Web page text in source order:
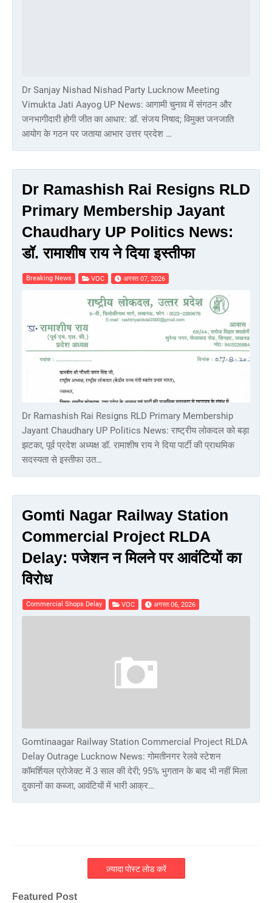
Dr Sanjay Nishad Nishad Party Lucknow Meeting
Vimukta Jati Aayog UP News: आगामी चुनाव में संगठन और
जनभागीदारी होगी जीत का आधार: डॉ. संजय निषाद; विमुक्त जनजाति
आयोग के गठन पर जताया आभार उत्तर प्रदेश …
Dr Ramashish Rai Resigns RLD
Primary Membership Jayant
Chaudhary UP Politics News:
डॉ. रामाशीष राय ने दिया इस्तीफा
Breaking News VOC अगस्त 07, 2026
Dr Ramashish Rai Resigns RLD Primary Membership
Jayant Chaudhary UP Politics News: राष्ट्रीय लोकदल को बड़ा
झटका, पूर्व प्रदेश अध्यक्ष डॉ. रामाशीष राय ने दिया पार्टी की प्राथमिक
सदस्यता से इस्तीफा उत…
Gomti Nagar Railway Station
Commercial Project RLDA
Delay: पजेशन न मिलने पर आवंटियों का
विरोध
Commercial Shops Delay VOC अगस्त 06, 2026
Gomtinaagar Railway Station Commercial Project RLDA
Delay Outrage Lucknow News: गोमतीनगर रेलवे स्टेशन
कॉमर्शियल प्रोजेक्ट में 3 साल की देरी; 95% भुगतान के बाद भी नहीं मिला
दुकानों का कब्जा, आवंटियों में भारी आक्र…
ज़्यादा पोस्ट लोड करें
Featured Post